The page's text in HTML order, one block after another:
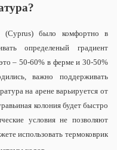
(Cyprus) было комфортно в
определеный градиент
– 50-60% в ферме и 30-50%
важно поддерживать
на арене варьируется от
колония будет быстро
условия не позволяют
использовать термоковрик